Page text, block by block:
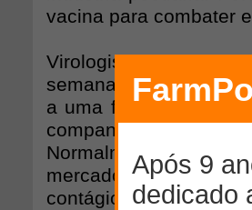
vacina para combater
Virologistas estão
semana, para discutir
a uma família de
companhias já
Normalmente,
mercado, mas uma
contágio com o vírus.